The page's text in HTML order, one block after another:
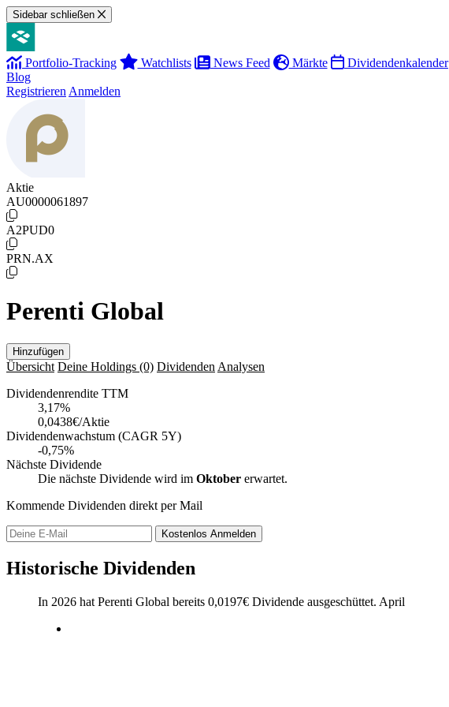
Sidebar schließen
Portfolio-Tracking Watchlists News Feed Märkte Dividendenkalender
Blog
Registrieren Anmelden
Aktie
AU0000061897
A2PUD0
PRN.AX
Perenti Global
Hinzufügen
Übersicht Deine Holdings (0) Dividenden Analysen
Dividendenrendite TTM
3,17%
0,0438€/Aktie
Dividendenwachstum (CAGR 5Y)
-0,75%
Nächste Dividende
Die nächste Dividende wird im Oktober erwartet.
Kommende Dividenden direkt per Mail
Kostenlos Anmelden
Historische Dividenden
In 2026 hat Perenti Global bereits 0,0197€ Dividende ausgeschüttet. April